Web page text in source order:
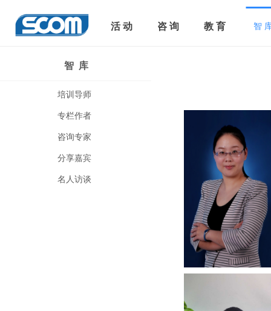
智 库
培训导师
专栏作者
咨询专家
分享嘉宾
名人访谈
活 动 咨 询 教 育 智